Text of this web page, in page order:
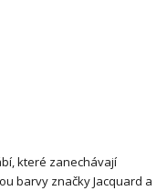
které zanechávají
barvy značky Jacquard a